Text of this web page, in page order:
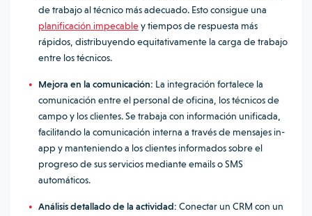
de trabajo al técnico más adecuado. Esto consigue una
planificación impecabley tiempos de respuesta más
rápidos, distribuyendo equitativamente la carga de trabajo
entre los técnicos.
Mejora en la comunicación: La integración fortalece la
comunicación entre el personal de oficina, los técnicos de
campo y los clientes. Se trabaja con información unificada,
facilitando la comunicación interna a través de mensajes in-
app y manteniendo a los clientes informados sobre el
progreso de sus servicios mediante emails o SMS
automáticos.
Análisis detallado de la actividad: Conectar un CRM con un